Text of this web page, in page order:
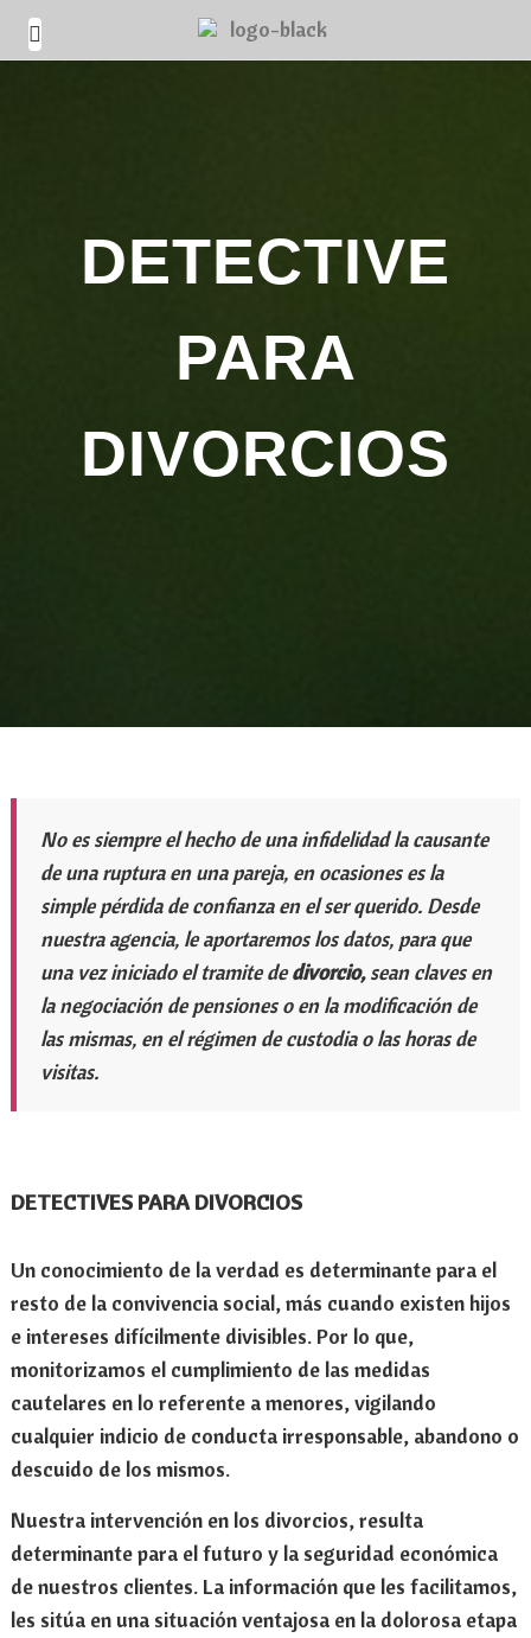
DETECTIVE
PARA
DIVORCIOS
No es siempre el hecho de una infidelidad la causante
de una ruptura en una pareja, en ocasiones es la
simple pérdida de confianza en el ser querido. Desde
nuestra agencia, le aportaremos los datos, para que
una vez iniciado el tramite dedivorcio,sean claves en
la negociación de pensiones o en la modificación de
las mismas, en el régimen de custodia o las horas de
visitas.
DETECTIVES PARA DIVORCIOS
Un conocimiento de la verdad es determinante para el
resto de la convivencia social, más cuando existen hijos
e intereses difícilmente divisibles. Por lo que,
monitorizamos el cumplimiento de las medidas
cautelares en lo referente a menores, vigilando
cualquier indicio de conducta irresponsable, abandono o
descuido de los mismos.
Nuestra intervención en los divorcios, resulta
determinante para el futuro y la seguridad económica
de nuestros clientes. La información que les facilitamos,
les sitúa en una situación ventajosa en la dolorosa etapa